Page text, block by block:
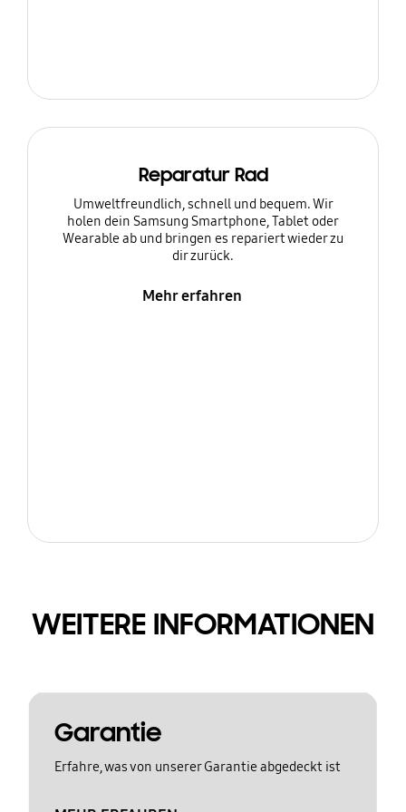
Reparatur Rad
Umweltfreundlich, schnell und bequem. Wir
holen dein Samsung Smartphone, Tablet oder
Wearable ab und bringen es repariert wieder zu
dir zurück.
Mehr erfahren
WEITERE INFORMATIONEN
Garantie
Erfahre, was von unserer Garantie abgedeckt ist